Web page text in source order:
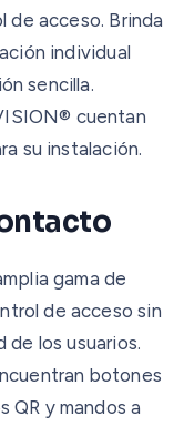
acceso. Brinda
individual
sencilla.
cuentan
su instalación.
gama de
de acceso sin
de los usuarios.
botones
QR y mandos a